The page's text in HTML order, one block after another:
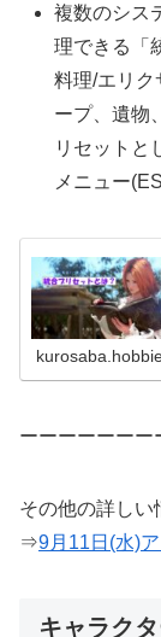
複数のシス
理できる「
料理/エリク
ープ、遺物
リセットと
メニュー
ーーーーーーー
その他の詳しい
⇒9月11日(水)
キャラク